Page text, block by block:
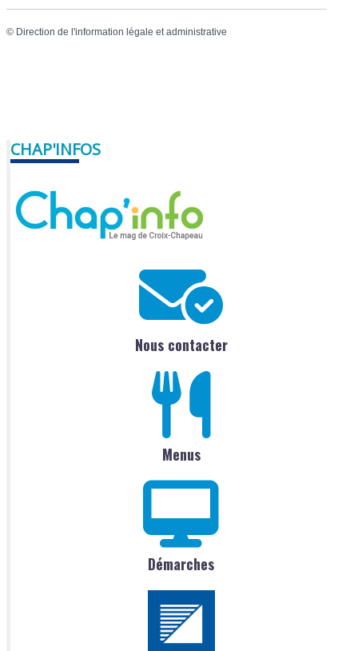
© Direction de l'information légale et administrative
CHAP'INFOS
Nous contacter
Menus
Démarches